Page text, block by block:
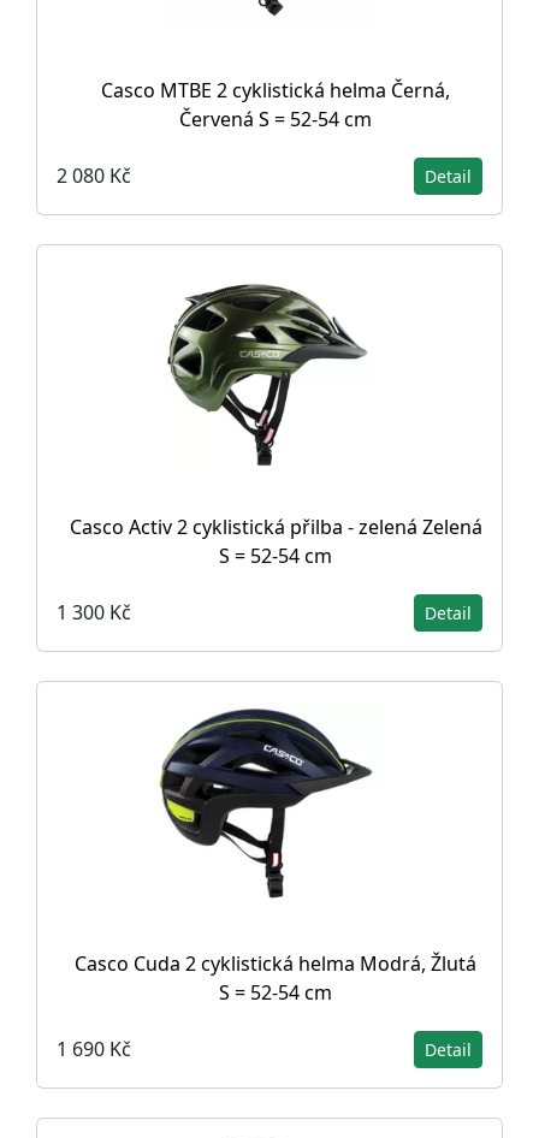
Casco MTBE 2 cyklistická helma Černá,
Červená S = 52-54 cm
2 080 Kč Detail
Casco Activ 2 cyklistická přilba - zelená Zelená
S = 52-54 cm
1 300 Kč Detail
Casco Cuda 2 cyklistická helma Modrá, Žlutá
S = 52-54 cm
1 690 Kč Detail